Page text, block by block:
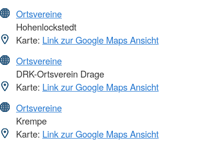
Ortsvereine
Hohenlockstedt
Karte: Link zur Google Maps Ansicht
Ortsvereine
DRK-Ortsverein Drage
Karte: Link zur Google Maps Ansicht
Ortsvereine
Krempe
Karte: Link zur Google Maps Ansicht